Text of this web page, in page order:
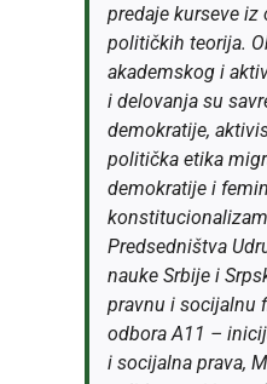
predaje kurseve
političkih teorija.
akademskog i
i delovanja su
demokratije,
politička etika
demokratije i
Predsedništva
nauke Srbije i
pravnu i socijalnu
odbora A11 –
i socijalna prava,